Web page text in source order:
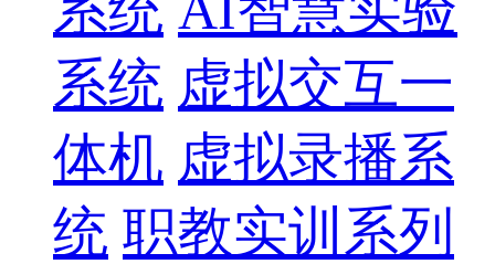
系统 虚拟交互一
体机 虚拟录播系
统 职教实训系列